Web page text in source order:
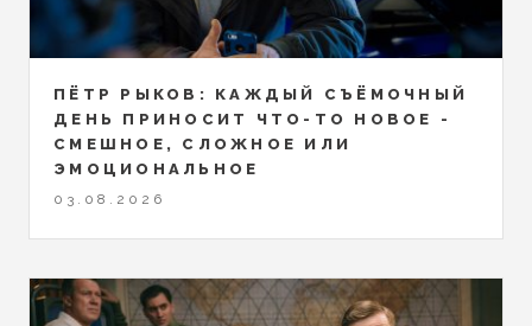
ПЁТР РЫКОВ: КАЖДЫЙ СЪЁМОЧНЫЙ
ДЕНЬ ПРИНОСИТ ЧТО-ТО НОВОЕ -
СМЕШНОЕ, СЛОЖНОЕ ИЛИ
ЭМОЦИОНАЛЬНОЕ
03.08.2026